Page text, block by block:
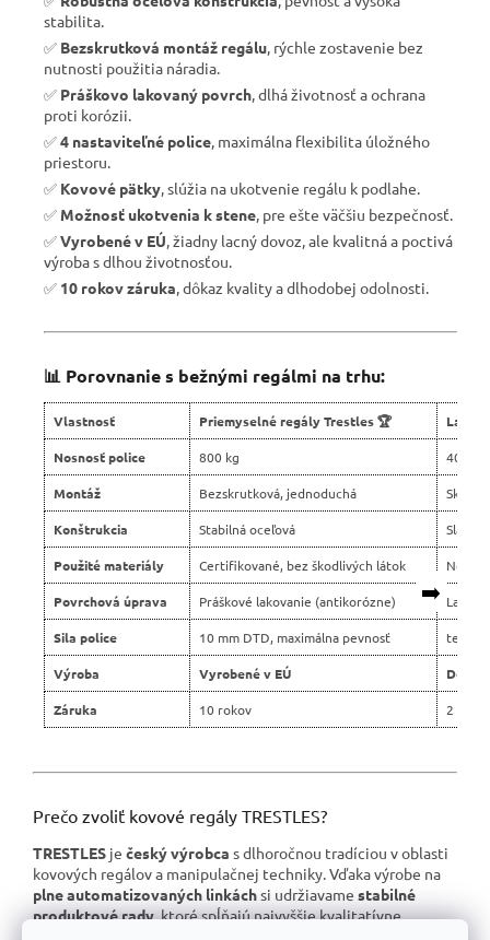
stabilita.
✅ Bezskrutková montáž regálu , rýchle zostavenie bez
nutnosti použitia náradia.
✅ Práškovo lakovaný povrch , dlhá životnosť a ochrana
proti korózii.
✅4 nastaviteľné police , maximálna flexibilita úložného
priestoru.
✅ Kovové pätky , slúžia na ukotvenie regálu k podlahe.
✅ Možnosť ukotvenia k stene , pre ešte väčšiu bezpečnosť.
✅Vyrobené v EÚ , žiadny lacný dovoz, ale kvalitná a poctivá
výroba s dlhou životnosťou.
✅ 10 rokov záruka , dôkaz kvality a dlhodobej odolnosti.
📊 Porovnanie s bežnými regálmi na trhu:
➡️
Vlastnosť Priemyselné regály Trestles 🏆 Lacné
Nosnosť police 800 kg 400 kg
Montáž Bezskrutková, jednoduchá
Konštrukcia Stabilná oceľová Slabší
Použité materiály Certifikované, bez škodlivých látok
Povrchová úprava Práškové lakovanie (antikorózne) Lacné
Sila police 10 mm DTD, maximálna pevnosť tenšie
Výroba Vyrobené v EÚ Dovoz
Záruka 10 rokov 2 roky
Prečo zvoliť kovové regály TRESTLES?
TRESTLES je český výrobca s dlhoročnou tradíciou v oblasti
kovových regálov a manipulačnej techniky. Vďaka výrobe na
plne automatizovaných linkáchsi udržiavame stabilné
produktové rady, ktoré spĺňajú najvyššie kvalitatívne